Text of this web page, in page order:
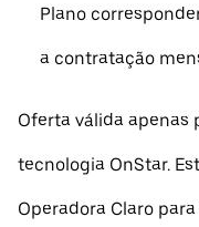
Plano
a contratação
Oferta válida apenas
tecnologia OnStar.
Operadora Claro